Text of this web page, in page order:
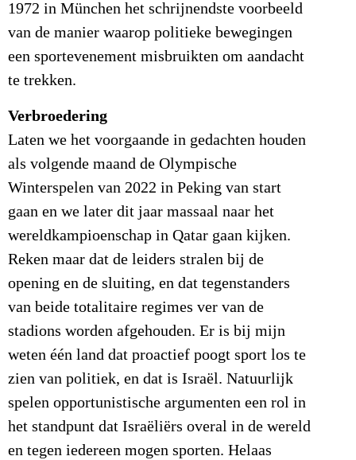
1972 in München het schrijnendste voorbeeld
van de manier waarop politieke bewegingen
een sportevenement misbruikten om aandacht
te trekken.
Verbroedering
Laten we het voorgaande in gedachten houden
als volgende maand de Olympische
Winterspelen van 2022 in Peking van start
gaan en we later dit jaar massaal naar het
wereldkampioenschap in Qatar gaan kijken.
Reken maar dat de leiders stralen bij de
opening en de sluiting, en dat tegenstanders
van beide totalitaire regimes ver van de
stadions worden afgehouden. Er is bij mijn
weten één land dat proactief poogt sport los te
zien van politiek, en dat is Israël. Natuurlijk
spelen opportunistische argumenten een rol in
het standpunt dat Israëliërs overal in de wereld
en tegen iedereen mogen sporten. Helaas